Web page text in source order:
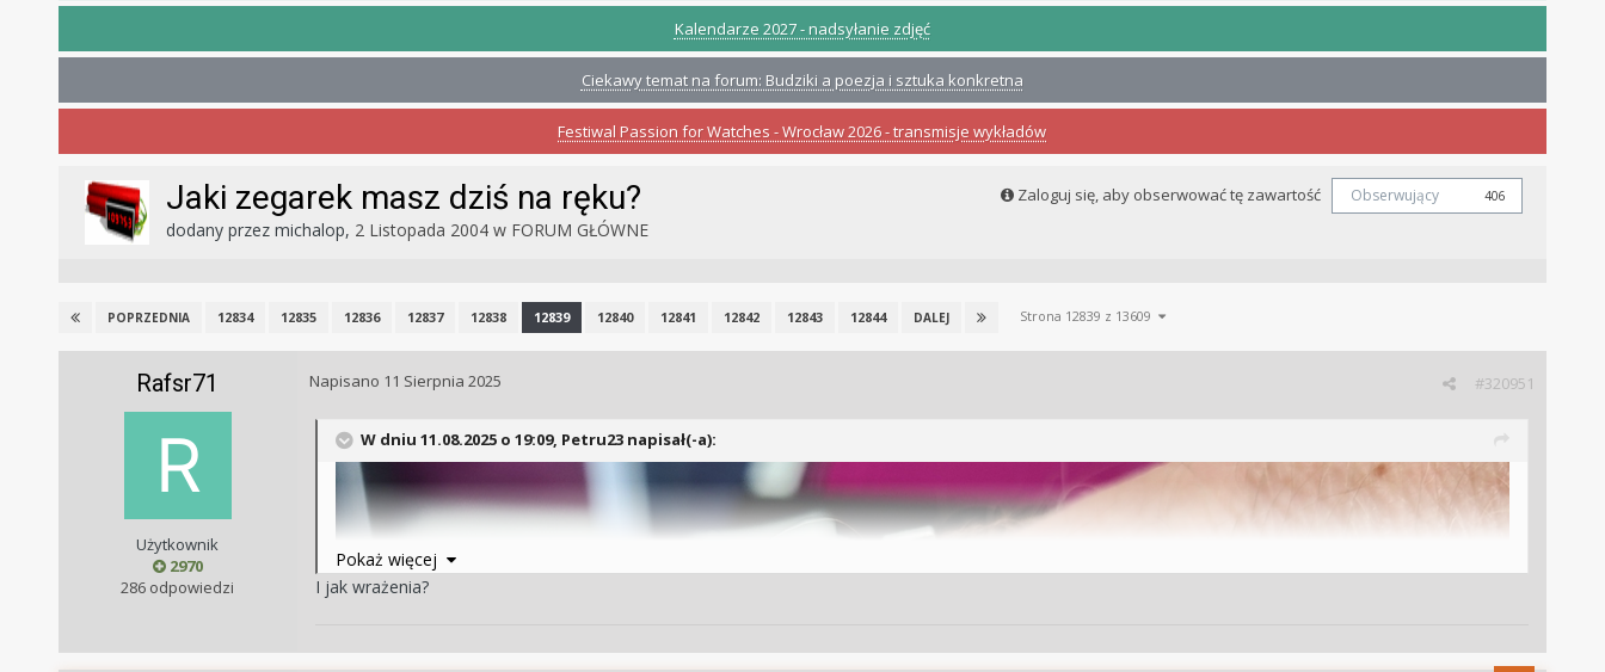
Kalendarze 2027 - nadsyłanie zdjęć
Ciekawy temat na forum: Budziki a poezja i sztuka konkretna
Festiwal Passion for Watches - Wrocław 2026 - transmisje wykładów
Zaloguj się, aby obserwować tę zawartość Obserwujący 406
Jaki zegarek masz dziś na ręku?
dodany przez michalop, 2 Listopada 2004w FORUM GŁÓWNE
POPRZEDNIA 12834 12835 12836 12837 12838 12839 12840 12841 12842 12843 12844 DALEJ Strona 12839 z 13609
Rafsr71
Użytkownik
2970
286 odpowiedzi
#320951
Napisano 11 Sierpnia 2025
W dniu 11.08.2025 o 19:09, Petru23napisał(-a):
Pokaż więcej
I jak wrażenia?